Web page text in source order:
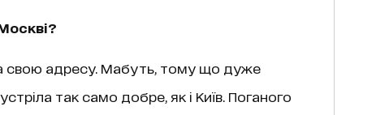
свою адресу. Мабуть, тому що дуже
так само добре, як і Київ. Поганого